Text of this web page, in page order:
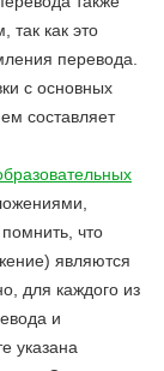
так как это
перевода.
с основных
составляет
что
являются
для каждого из
и
указана